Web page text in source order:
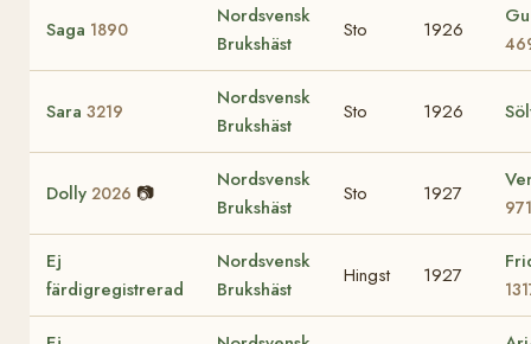
Saga 1890
Nordsvensk
Brukshäst
Sto 1926
Sara 3219
Nordsvensk
Brukshäst
Sto 1926
Dolly 2026 📷
Nordsvensk
Brukshäst
Sto 1927
971
Ej
färdigregistrerad
Nordsvensk
Brukshäst
Hingst 1927